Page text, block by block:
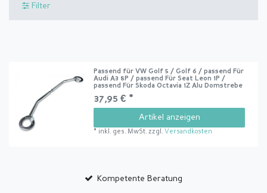
Filter
Passend für VW Golf 5 / Golf 6 / passend Für
Audi A3 8P / passend Für Seat Leon 1P /
passend Für Skoda Octavia 1Z Alu Domstrebe
37,95 € *
Artikel anzeigen
* inkl. ges. MwSt. zzgl. Versandkosten
Kompetente Beratung